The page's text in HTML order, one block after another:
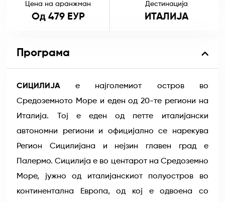
Цена на аранжман
Од 479 ЕУР
Дестинација
ИТАЛИЈА
Програма
СИЦИЛИЈА е најголемиот остров во
Средоземното Море и еден од 20-те региони на
Италија. Тој е еден од петте италијански
автономни региони и официјално се нарекува
Регион Сицилијана и нејзин главен град е
Палермо. Сицилија е во центарот на Средоземно
Море, јужно од италијанскиот полуостров во
континентална Европа, од кој е одвоена со